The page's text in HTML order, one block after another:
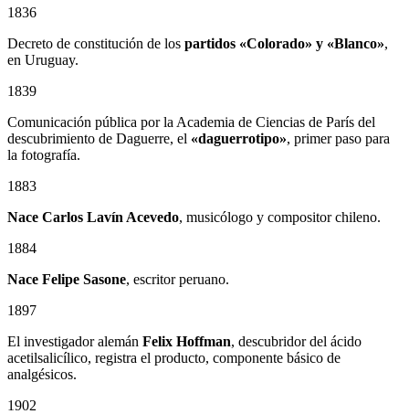
1836
Decreto de constitución de los partidos «Colorado» y «Blanco»,
en Uruguay.
1839
Comunicación pública por la Academia de Ciencias de París del
descubrimiento de Daguerre, el «daguerrotipo», primer paso para
la fotografía.
1883
Nace Carlos Lavín Acevedo, musicólogo y compositor chileno.
1884
Nace Felipe Sasone, escritor peruano.
1897
El investigador alemán Felix Hoffman, descubridor del ácido
acetilsalicílico, registra el producto, componente básico de
analgésicos.
1902